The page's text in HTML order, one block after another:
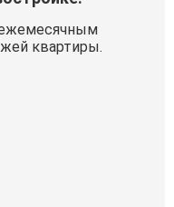
ежемесячным
квартиры.